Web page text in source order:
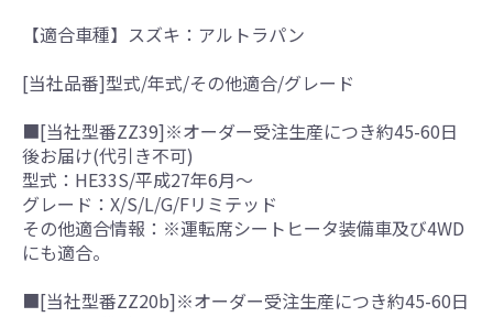
【適合車種】スズキ：アルトラパン
[当社品番]型式/年式/その他適合/グレード
■[当社型番ZZ39]※オーダー受注生産につき約45-60日
後お届け(代引き不可)
型式：HE33S/平成27年6月～
グレード：X/S/L/G/Fリミテッド
その他適合情報：※運転席シートヒータ装備車及び4WD
にも適合。
■[当社型番ZZ20b]※オーダー受注生産につき約45-60日